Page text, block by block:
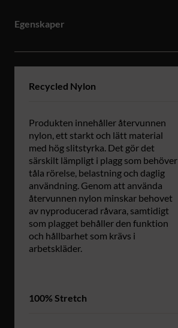
Egenskaper
Recycled Nylon
Produkten innehåller återvunnen
nylon, ett starkt och lätt material
med hög slitstyrka. Det gör det
särskilt lämpligt i plagg som behöver
tåla rörelse, belastning och daglig
användning. Genom att använda
återvunnen nylon minskar behovet
av nyproducerad råvara, samtidigt
som plagget behåller den funktion
och hållbarhet som krävs i
arbetskläder.
100% Stretch